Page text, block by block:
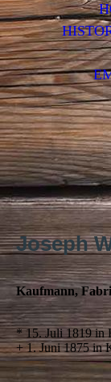
Joseph
Kaufmann,
* 15. Juli 1819 in
+ 1. Juni 1875 in